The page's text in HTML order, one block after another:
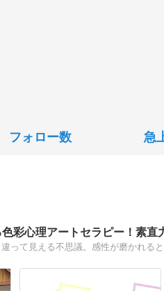
フォロー数 急
彩心理アートセラピー！素直